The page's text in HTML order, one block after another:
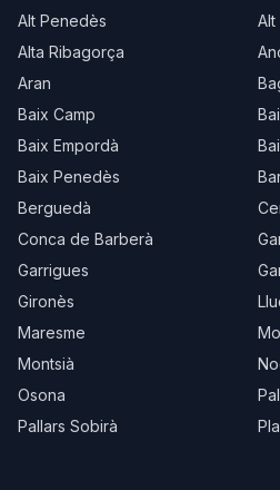
Alt Penedès
Alt
Alta Ribagorça
Aran
Baix Camp
Baix Empordà
Baix Penedès
Berguedà
Conca de Barberà
Garrigues
Gironès
Maresme
Montsià
Osona
Pallars Sobirà